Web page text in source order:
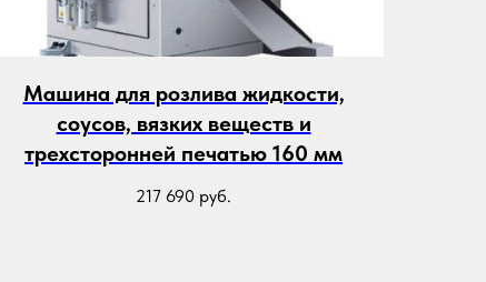
Машина для розлива жидкости,
соусов, вязких веществ и
трехсторонней печатью 160 мм
217 690 руб.